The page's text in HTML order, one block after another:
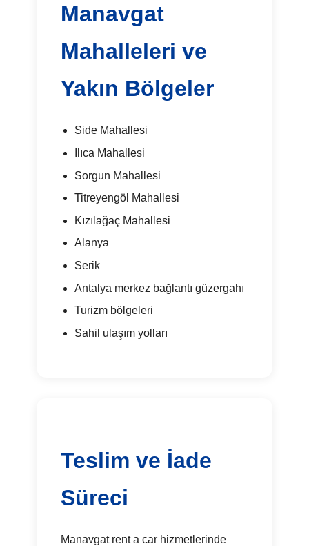
Manavgat
Mahalleleri ve
Yakın Bölgeler
Side Mahallesi
Ilıca Mahallesi
Sorgun Mahallesi
Titreyengöl Mahallesi
Kızılağaç Mahallesi
Alanya
Serik
Antalya merkez bağlantı güzergahı
Turizm bölgeleri
Sahil ulaşım yolları
Teslim ve İade
Süreci
Manavgat rent a car hizmetlerinde